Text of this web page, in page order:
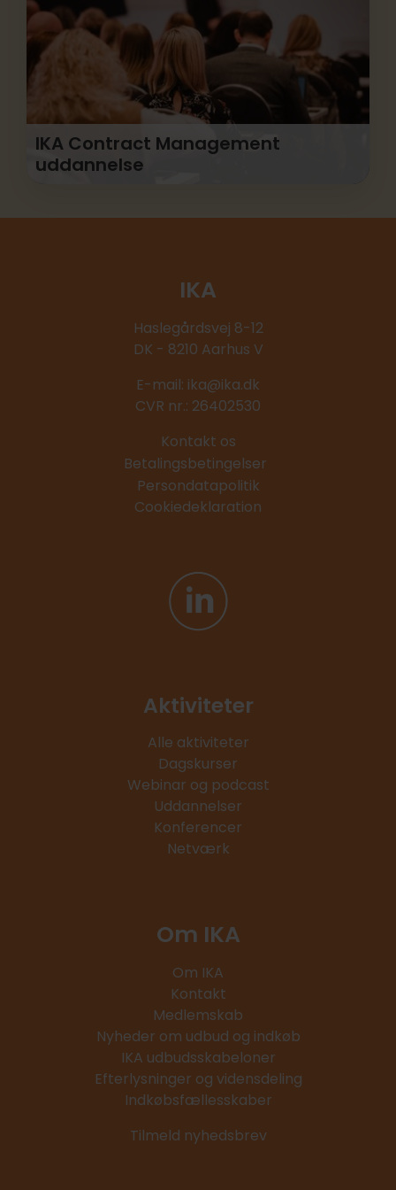
IKA Contract Management
uddannelse
IKA
Haslegårdsvej 8-12
DK - 8210 Aarhus V
E-mail: ika@ika.dk
CVR nr.: 26402530
Kontakt os
Betalingsbetingelser
Persondatapolitik
Cookiedeklaration
Aktiviteter
Alle aktiviteter
Dagskurser
Webinar og podcast
Uddannelser
Konferencer
Netværk
Om IKA
Om IKA
Kontakt
Medlemskab
Nyheder om udbud og indkøb
IKA udbudsskabeloner
Efterlysninger og vidensdeling
Indkøbsfællesskaber
Tilmeld nyhedsbrev